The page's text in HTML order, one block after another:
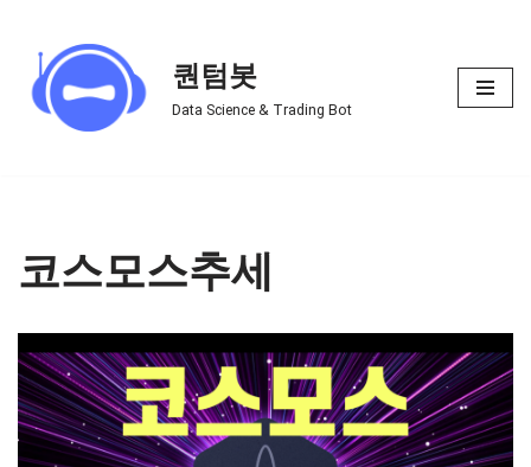
Skip
to
content
퀀텀봇
Data Science & Trading Bot
코스모스추세